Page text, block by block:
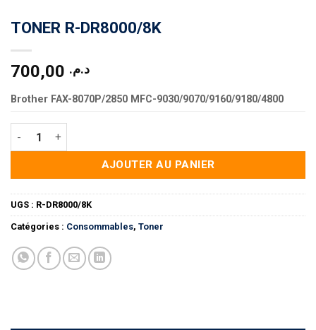
TONER R-DR8000/8K
د.م.
Brother FAX-8070P/2850 MFC-9030/9070/9160/9180/4800
quantité de TONER R-DR8000/8K
AJOUTER AU PANIER
UGS : R-DR8000/8K
Catégories : Consommables, Toner